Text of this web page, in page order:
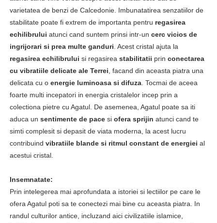
varietatea de benzi de Calcedonie. Imbunatatirea senzatiilor de
stabilitate poate fi extrem de importanta pentru regasirea
echilibrului atunci cand suntem prinsi intr-un cerc vicios de
ingrijorari si prea multe ganduri . Acest cristal ajuta la
regasirea echilibrului si regasirea stabilitatii prin conectarea
cu vibratiile delicate ale Terrei , facand din aceasta piatra una
delicata cu o energie luminoasa si difuza . Tocmai de aceea
foarte multi incepatori in energia cristalelor incep prin a
colectiona pietre cu Agatul. De asemenea, Agatul poate sa iti
aduca un sentimente de pace si ofera sprijin atunci cand te
simti complesit si depasit de viata moderna, la acest lucru
contribuind vibratiile blande si ritmul constant de energiei al
acestui cristal.
Insemnatate:
Prin intelegerea mai aprofundata a istoriei si lectiilor pe care le
ofera Agatul poti sa te conectezi mai bine cu aceasta piatra. In
randul culturilor antice, incluzand aici civilizatiile islamice,